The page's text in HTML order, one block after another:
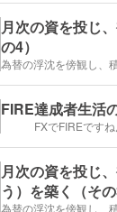
月次の資を投じ
の4）
FIRE達成者生活
FXでFIREです
月次の資を投じ
う）を築く（その